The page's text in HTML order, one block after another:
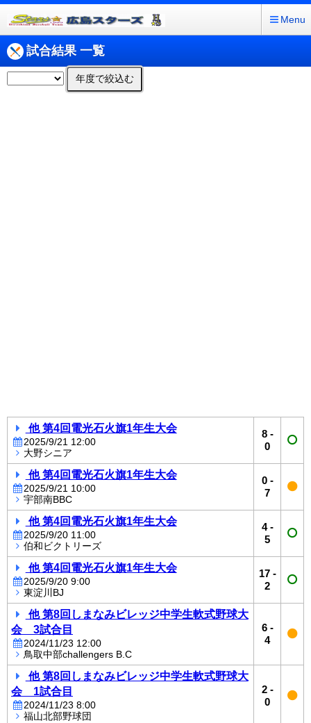
Menu
試合結果 一覧
年度で絞込む
他 第4回電光石火旗1年生大会
2025/9/21 12:00
大野シニア
8-
0
他 第4回電光石火旗1年生大会
2025/9/21 10:00
宇部南BBC
0-
7
他 第4回電光石火旗1年生大会
2025/9/20 11:00
伯和ビクトリーズ
4-
5
他 第4回電光石火旗1年生大会
2025/9/20 9:00
東淀川BJ
17-
2
他 第8回しまなみビレッジ中学生軟式野球大
会 3試合目
2024/11/23 12:00
鳥取中部challengers B.C
6-
4
他 第8回しまなみビレッジ中学生軟式野球大
会 1試合目
2024/11/23 8:00
福山北部野球団
2-
0